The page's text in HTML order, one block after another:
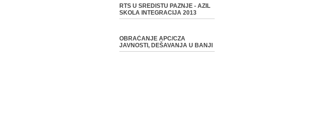
RTS U SREDISTU PAZNJE - AZIL
SKOLA INTEGRACIJA 2013
OBRAĆANJE APC/CZA
JAVNOSTI, DEŠAVANJA U BANJI